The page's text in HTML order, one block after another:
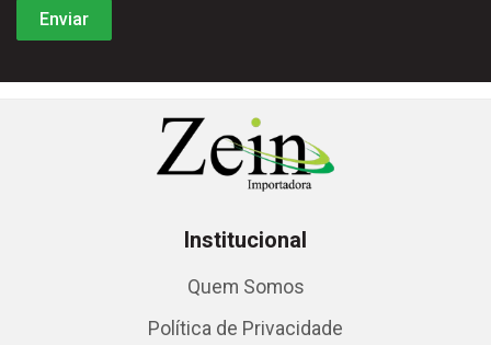
Institucional
Quem Somos
Política de Privacidade